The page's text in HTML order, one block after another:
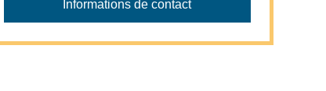
Informations de contact